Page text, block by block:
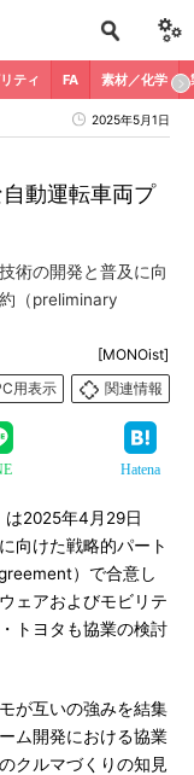
ティ FA 素材／化学
2025年5月1日
動運転車両プ
術の開発と普及に向
（preliminary
[MONOist]
用表示
関連情報
Hatena
2025年4月29日
向けた戦略的パート
）で合意し
ェアおよびモビリテ
トヨタも協業の検討
が互いの強みを結集
ム開発における協業
クルマづくりの知見